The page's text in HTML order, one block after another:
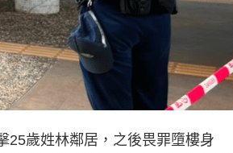
25歲姓林鄰居，之後畏罪墮樓身